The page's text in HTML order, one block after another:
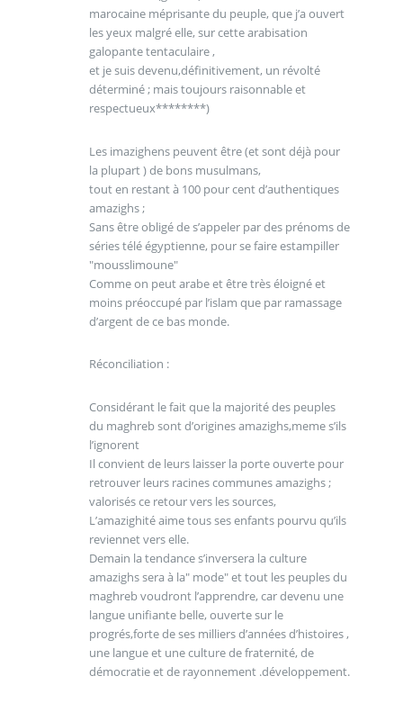
marocaine méprisante du peuple, que j’a ouvert
les yeux malgré elle, sur cette arabisation
galopante tentaculaire ,
et je suis devenu,définitivement, un révolté
déterminé ; mais toujours raisonnable et
respectueux********)
Les imazighens peuvent être (et sont déjà pour
la plupart ) de bons musulmans,
tout en restant à 100 pour cent d’authentiques
amazighs ;
Sans être obligé de s’appeler par des prénoms de
séries télé égyptienne, pour se faire estampiller
"mousslimoune"
Comme on peut arabe et être très éloigné et
moins préoccupé par l’islam que par ramassage
d’argent de ce bas monde.
Réconciliation :
Considérant le fait que la majorité des peuples
du maghreb sont d’origines amazighs,meme s’ils
l’ignorent
Il convient de leurs laisser la porte ouverte pour
retrouver leurs racines communes amazighs ;
valorisés ce retour vers les sources,
L’amazighité aime tous ses enfants pourvu qu’ils
reviennet vers elle.
Demain la tendance s’inversera la culture
amazighs sera à la" mode" et tout les peuples du
maghreb voudront l’apprendre, car devenu une
langue unifiante belle, ouverte sur le
progrés,forte de ses milliers d’années d’histoires ,
une langue et une culture de fraternité, de
démocratie et de rayonnement .développement.